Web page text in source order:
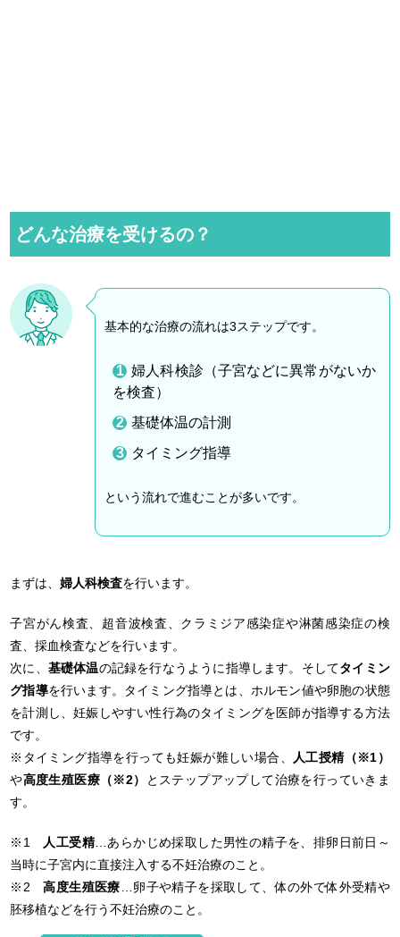
どんな治療を受けるの？
基本的な治療の流れは3ステップです。
婦人科検診（子宮などに異常がないか
を検査）
基礎体温の計測
タイミング指導
という流れで進むことが多いです。
まずは、婦人科検査を行います。
子宮がん検査、超音波検査、クラミジア感染症や淋菌感染症の検
査、採血検査などを行います。
次に、 基礎体温の記録を行なうように指導します。そしてタイミン
グ指導を行います。タイミング指導とは、ホルモン値や卵胞の状態
を計測し、妊娠しやすい性行為のタイミングを医師が指導する方法
です。
※タイミング指導を行っても妊娠が難しい場合、
人工授精（※1）
や高度生殖医療（※2）
とステップアップして治療を行っていきま
す。
※1 人工受精…あらかじめ採取した男性の精子を、排卵日前日～
当時に子宮内に直接注入する不妊治療のこと。
※2高度生殖医療 …卵子や精子を採取して、体の外で体外受精や
胚移植などを行う不妊治療のこと。